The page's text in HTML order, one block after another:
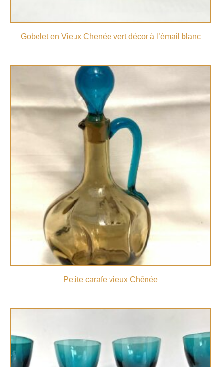
Gobelet en Vieux Chenée vert décor à l’émail blanc
Petite carafe vieux Chênée